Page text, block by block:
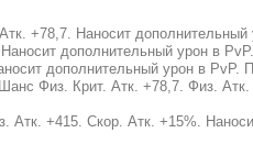
+78,7. Наносит
дополнительный урон в
дополнительный урон в
Физ. Крит. Атк. +78,7. Физ.
Атк. +415. Скор. Атк. +15%.